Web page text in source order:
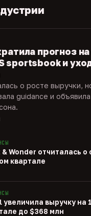
прогноз
sportsbook и
о росте выручки,
guidance и
Wonder отчиталась о
квартале
увеличила выручку на
до $368 млн